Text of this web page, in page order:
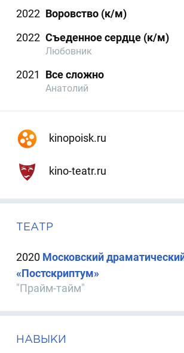
2022 Воровство (к/м)
2022 Съеденное сердце (к/м)
Любовник
2021 Все сложно
Анатолий
kinopoisk.ru
kino-teatr.ru
ТЕАТР
2020 Московский
«Постскриптум»
"Прайм-тайм"
НАВЫКИ